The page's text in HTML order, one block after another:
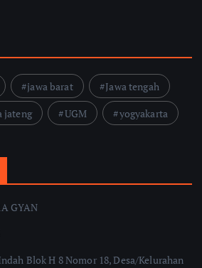
jawa barat
Jawa tengah
jateng UGM yogyakarta
GYAN
Blok H 8 Nomor 18, Desa/Kelurahan